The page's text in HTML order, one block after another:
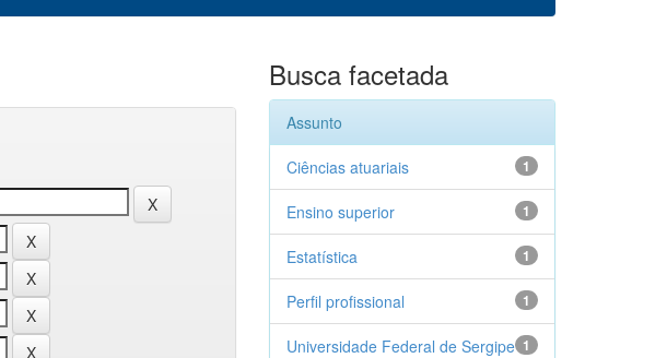
Busca facetada
Assunto
1
Ciências atuariais
1
Ensino superior
1
Estatística
1
Perfil profissional
1
Universidade Federal de Sergipe